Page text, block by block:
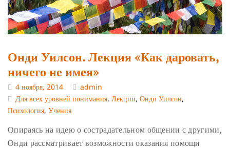
Онди Уилсон. Лекция «Как даровать,
ничего не имея»
4 ноября, 2014
admin
Для всех уровней понимания, Лекции, Онди Уилсон,
Психология, Учения
Опираясь на идею о сострадательном общении с другими,
Онди рассматривает возможности оказания помощи